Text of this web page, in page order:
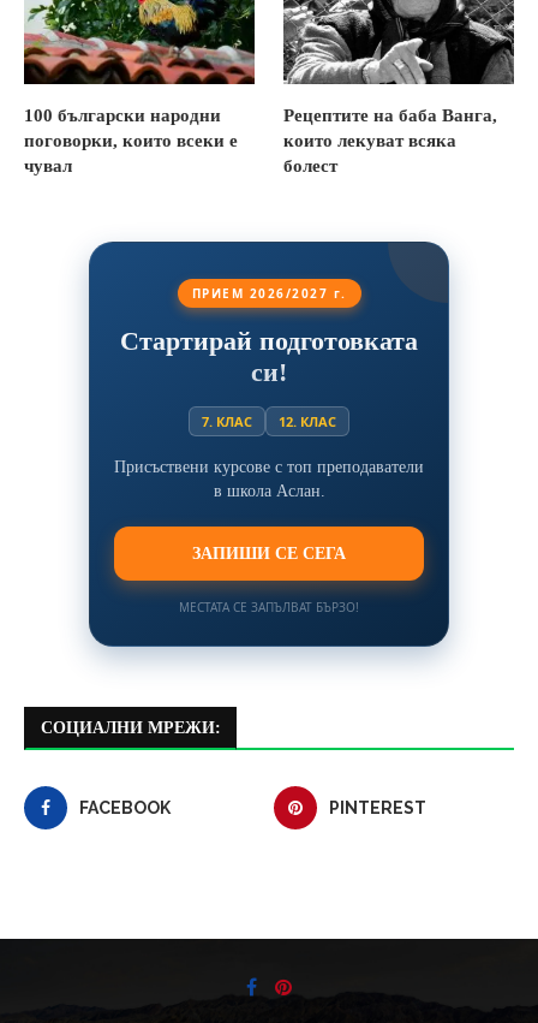
100 български народни
поговорки, които всеки е
чувал
Рецептите на баба Ванга,
които лекуват всяка
болест
ПРИЕМ 2026/2027 г.
Стартирай подготовката
си!
7. КЛАС 12. КЛАС
Присъствени курсове с топ преподаватели
в школа Аслан.
ЗАПИШИ СЕ СЕГА
МЕСТАТА СЕ ЗАПЪЛВАТ БЪРЗО!
СОЦИАЛНИ МРЕЖИ:
FACEBOOK PINTEREST